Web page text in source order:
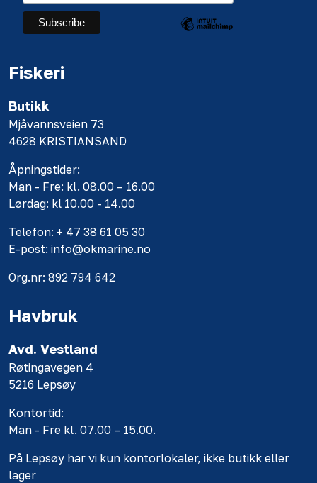
Fiskeri
Butikk
Mjåvannsveien 73
4628 KRISTIANSAND
Åpningstider:
Man - Fre: kl. 08.00 – 16.00
Lørdag: kl 10.00 - 14.00
Telefon: + 47 38 61 05 30
E-post: info@okmarine.no
Org.nr: 892 794 642
Havbruk
Avd. Vestland
Røtingavegen 4
5216 Lepsøy
Kontortid:
Man - Fre kl. 07.00 – 15.00.
På Lepsøy har vi kun kontorlokaler, ikke butikk eller
lager